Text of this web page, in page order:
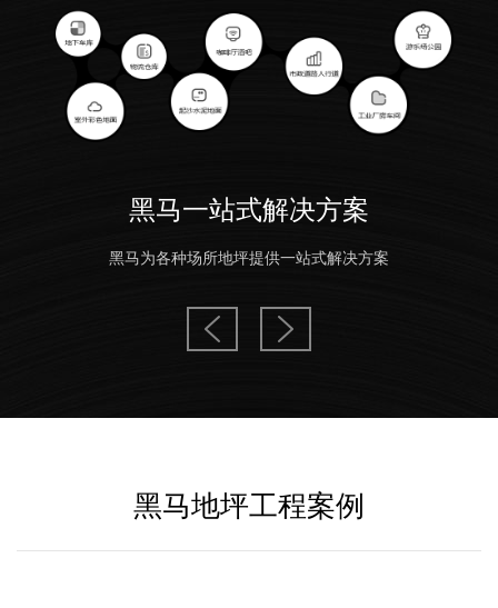
黑马一站式解决方案
黑马为各种场所地坪提供一站式解决方案
黑马地坪工程案例